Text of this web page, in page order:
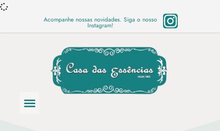
Acompanhe nossas novidades. Siga o nosso
Instagram!